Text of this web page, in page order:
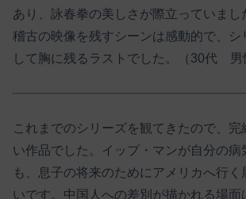
あり、詠春拳の美しさが際立っていまし
稽古の映像を残すシーンは感動的で、シ
して胸に残るラストでした。（30代 男
これまでのシリーズを観てきたので、完
い作品でした。イップ・マンが自分の病
も、息子の将来のためにアメリカへ行く
いです。中国人への差別が描かれる場面